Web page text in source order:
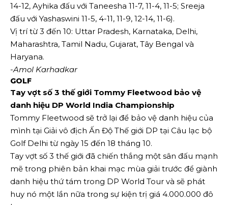
14-12, Ayhika đấu với Taneesha 11-7, 11-4, 11-5; Sreeja
đấu với Yashaswini 11-5, 4-11, 11-9, 12-14, 11-6).
Vị trí từ 3 đến 10: Uttar Pradesh, Karnataka, Delhi,
Maharashtra, Tamil Nadu, Gujarat, Tây Bengal và
Haryana.
-Amol Karhadkar
GOLF
Tay vợt số 3 thế giới Tommy Fleetwood bảo vệ
danh hiệu DP World India Championship
Tommy Fleetwood sẽ trở lại để bảo vệ danh hiệu của
mình tại Giải vô địch Ấn Độ Thế giới DP tại Câu lạc bộ
Golf Delhi từ ngày 15 đến 18 tháng 10.
Tay vợt số 3 thế giới đã chiến thắng một sân đấu mạnh
mẽ trong phiên bản khai mạc mùa giải trước để giành
danh hiệu thứ tám trong DP World Tour và sẽ phát
huy nó một lần nữa trong sự kiện trị giá 4.000.000 đô